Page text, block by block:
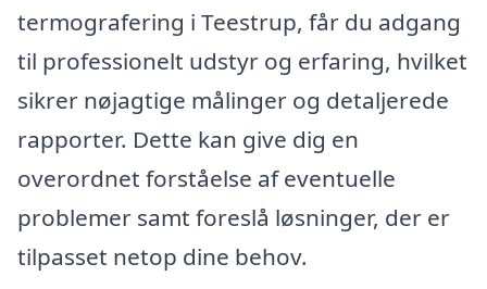
termografering i Teestrup, får du adgang
til professionelt udstyr og erfaring, hvilket
sikrer nøjagtige målinger og detaljerede
rapporter. Dette kan give dig en
overordnet forståelse af eventuelle
problemer samt foreslå løsninger, der er
tilpasset netop dine behov.